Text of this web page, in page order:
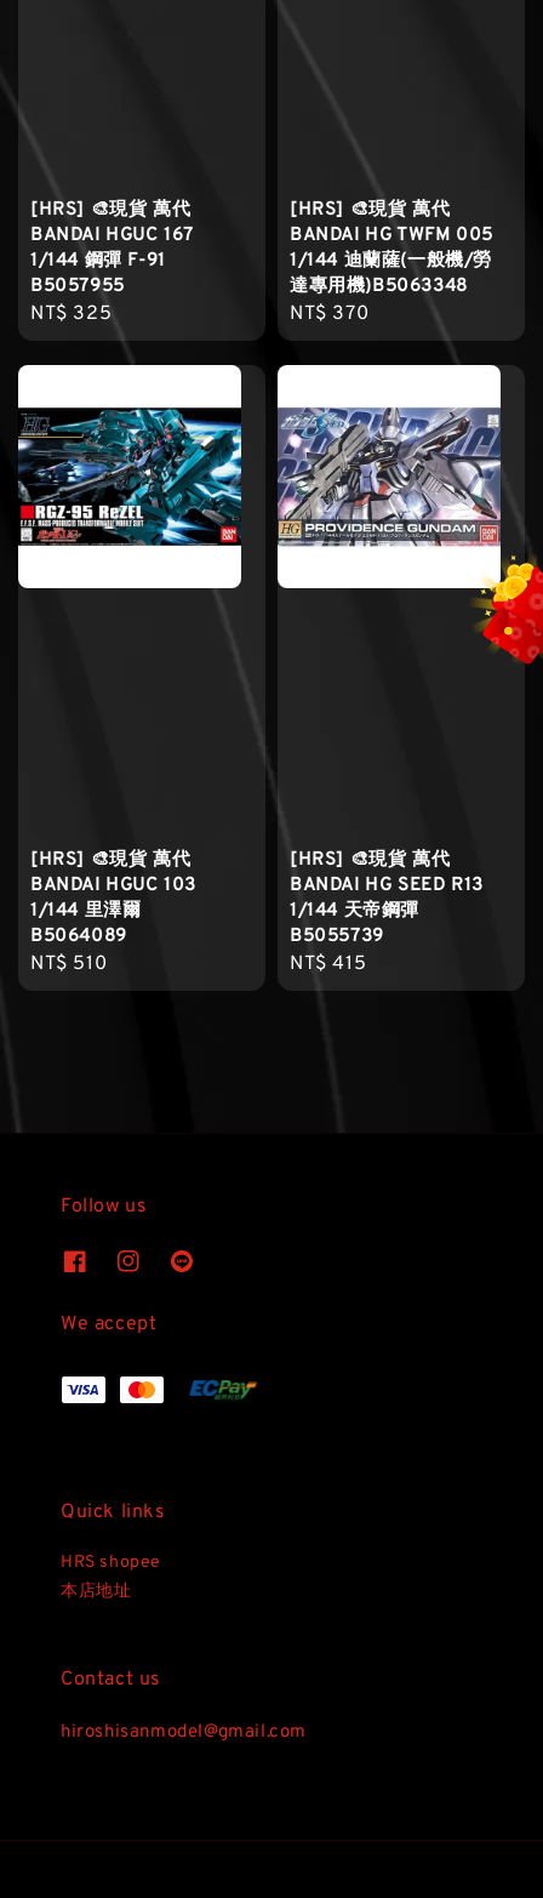
[HRS] 🎨現貨 萬代
BANDAI HGUC 167
1/144 鋼彈 F-91
B5057955
Regular
price
NT$ 325
[HRS] 🎨現貨 萬代
BANDAI HG TWFM 005
1/144 迪蘭薩(一般機/勞
達專用機)B5063348
Regular
price
NT$ 370
[HRS] 🎨現貨 萬代
BANDAI HGUC 103
1/144 里澤爾
B5064089
Regular
price
NT$ 510
[HRS] 🎨現貨 萬代
BANDAI HG SEED R13
1/144 天帝鋼彈
B5055739
Regular
price
NT$ 415
Follow us
We accept
Quick links
HRS shopee
本店地址
Contact us
hiroshisanmodel@gmail.com